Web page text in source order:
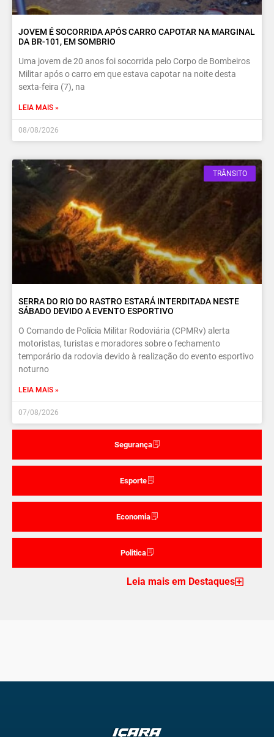
Segurança
Esporte
Economia
Politica
JOVEM É SOCORRIDA APÓS CARRO CAPOTAR NA MARGINAL
DA BR-101, EM SOMBRIO
Uma jovem de 20 anos foi socorrida pelo Corpo de Bombeiros
Militar após o carro em que estava capotar na noite desta
sexta-feira (7), na
LEIA MAIS »
08/08/2026
TRÂNSITO
SERRA DO RIO DO RASTRO ESTARÁ INTERDITADA NESTE
SÁBADO DEVIDO A EVENTO ESPORTIVO
O Comando de Polícia Militar Rodoviária (CPMRv) alerta
motoristas, turistas e moradores sobre o fechamento
temporário da rodovia devido à realização do evento esportivo
noturno
LEIA MAIS »
07/08/2026
Leia mais em Destaques